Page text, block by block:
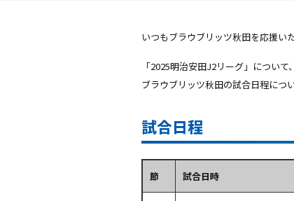
いつもブラウブリッツ秋田を応援い
「2025明治安田J2リーグ」につい
ブラウブリッツ秋田の試合日程につ
試合日程
節 試合日時